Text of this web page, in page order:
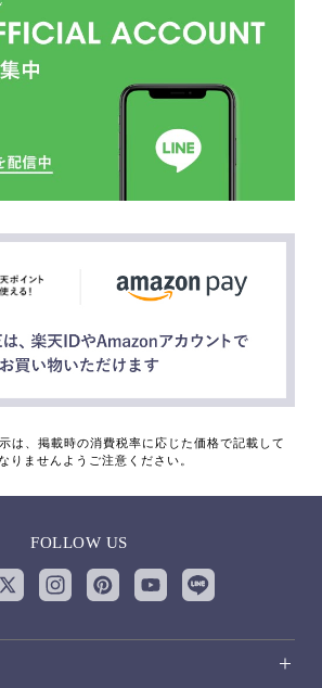
は、掲載時の消費税率に応じた価格で記載して
りませんようご注意ください。
FOLLOW US